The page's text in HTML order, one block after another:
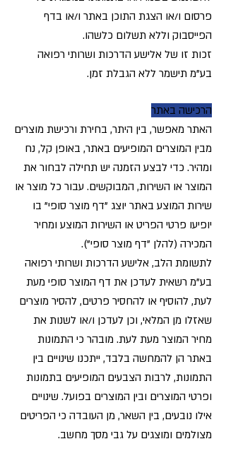
פרסום ו/או הצגת התוכן באתר ו/או בדף
הפייסבוק וללא תשלום כלשהו.
זכות זו של אלישע הדרכות ושרותי רפואה
בע"מ תישמר ללא הגבלת זמן.
הרכישה באתר
האתר מאפשר, בין היתר, בחירת ורכישת מוצרים
מבין המוצרים המופיעים באתר, באופן קל, נח
ומהיר. כדי לבצע הזמנה יש תחילה לבחור את
המוצר או השירות, המבוקשים. עבור כל מוצר או
שירות המוצע באתר יוצג "דף מוצר סופי" בו
יופיעו פרטי הפריט או השירות המוצע ומחיר
המכירה (להלן "דף מוצר סופי").
לתשומת הלב, אלישע הדרכות ושרותי רפואה
בע"מ רשאית לעדכן את דף המוצר סופי מעת
לעת, להוסיף או להחסיר פרטים, להסיר מוצרים
שאזלו מן המלאי, וכן לעדכן ו/או לשנות את
מחיר המוצר מעת לעת. מובהר כי התמונות
באתר הן להמחשה בלבד, ייתכנו שינויים בין
התמונות, לרבות הצבעים המופיעים בתמונות
ופרטי המוצרים ובין המוצרים בפועל. שינויים
אילו נובעים, בין השאר, מן העובדה כי הפריטים
מצולמים ומוצגים על גבי מסך מחשב.